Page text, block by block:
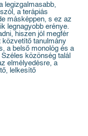
legizgalmasabb,
a terápiás
másképpen, s ez az
legnagyobb erénye.
hiszen jól megfér
közvetítő tanulmány
a belső monológ és a
közönség talál
elmélyedésre, a
lelkesítő